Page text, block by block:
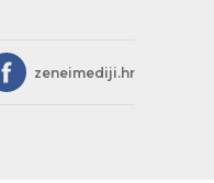
zeneimediji.hr